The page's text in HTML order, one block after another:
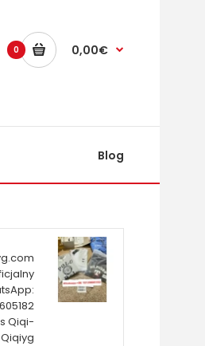
0 0,00€
Blog
Qiqi-